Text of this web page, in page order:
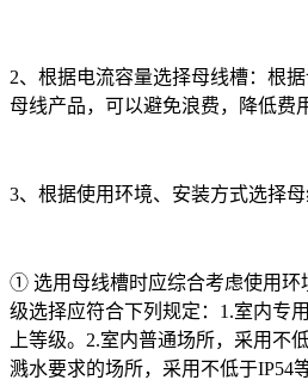
2、根据电流容量选择母线槽：根
母线产品，可以避免浪费，降低费
3、根据使用环境、安装方式选择母
① 选用母线槽时应综合考虑使用环
级选择应符合下列规定：1.室内专
上等级。2.室内普通场所，采用不
溅水要求的场所，采用不低于IP54